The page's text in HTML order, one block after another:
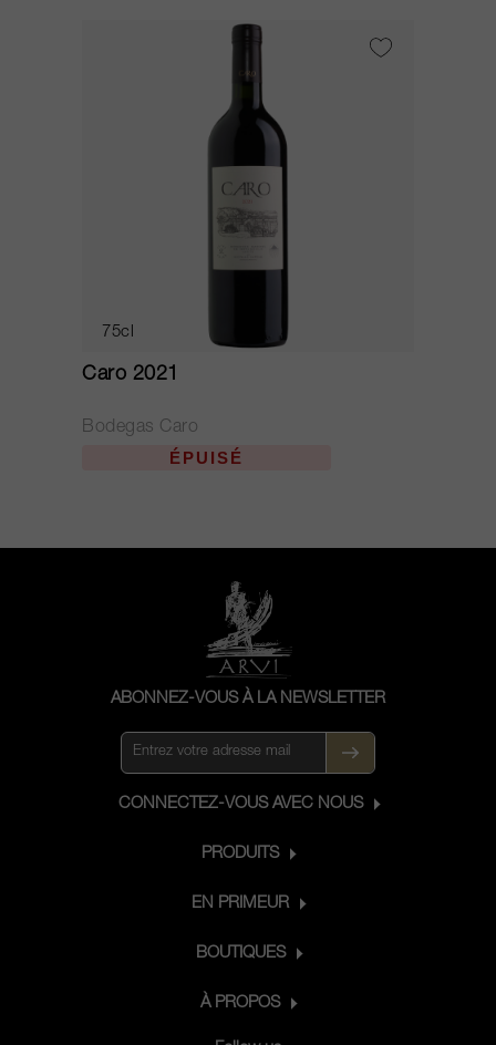
75cl
Caro 2021
Bodegas Caro
ÉPUISÉ
ABONNEZ-VOUS À LA NEWSLETTER
CONNECTEZ-VOUS AVEC NOUS
PRODUITS
EN PRIMEUR
BOUTIQUES
À PROPOS